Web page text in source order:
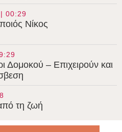
00:29
Νίκος
Δομοκού – Επιχειρούν και
τη ζωή